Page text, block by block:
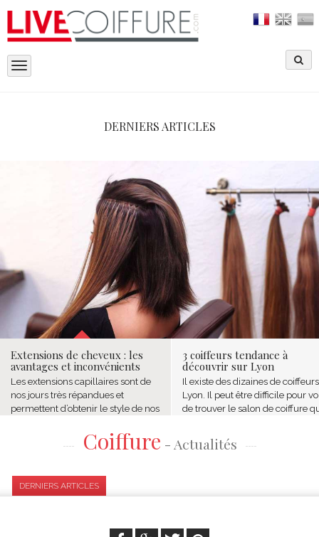
Toggle
DERNIERS ARTICLES
Extensions de cheveux : les
avantages et inconvénients
Les extensions capillaires sont de
nos jours très répandues et
permettent d’obtenir le style de nos
diversité sur le marché avec des
caractéristiques...
3 coiffeurs tendance à
découvrir sur Lyon
Il existe des dizaines de
Lyon. Il peut être difficile pour
de trouver le salon de coiffure
tresses,...
Coiffure - Actualités
DERNIERS ARTICLES